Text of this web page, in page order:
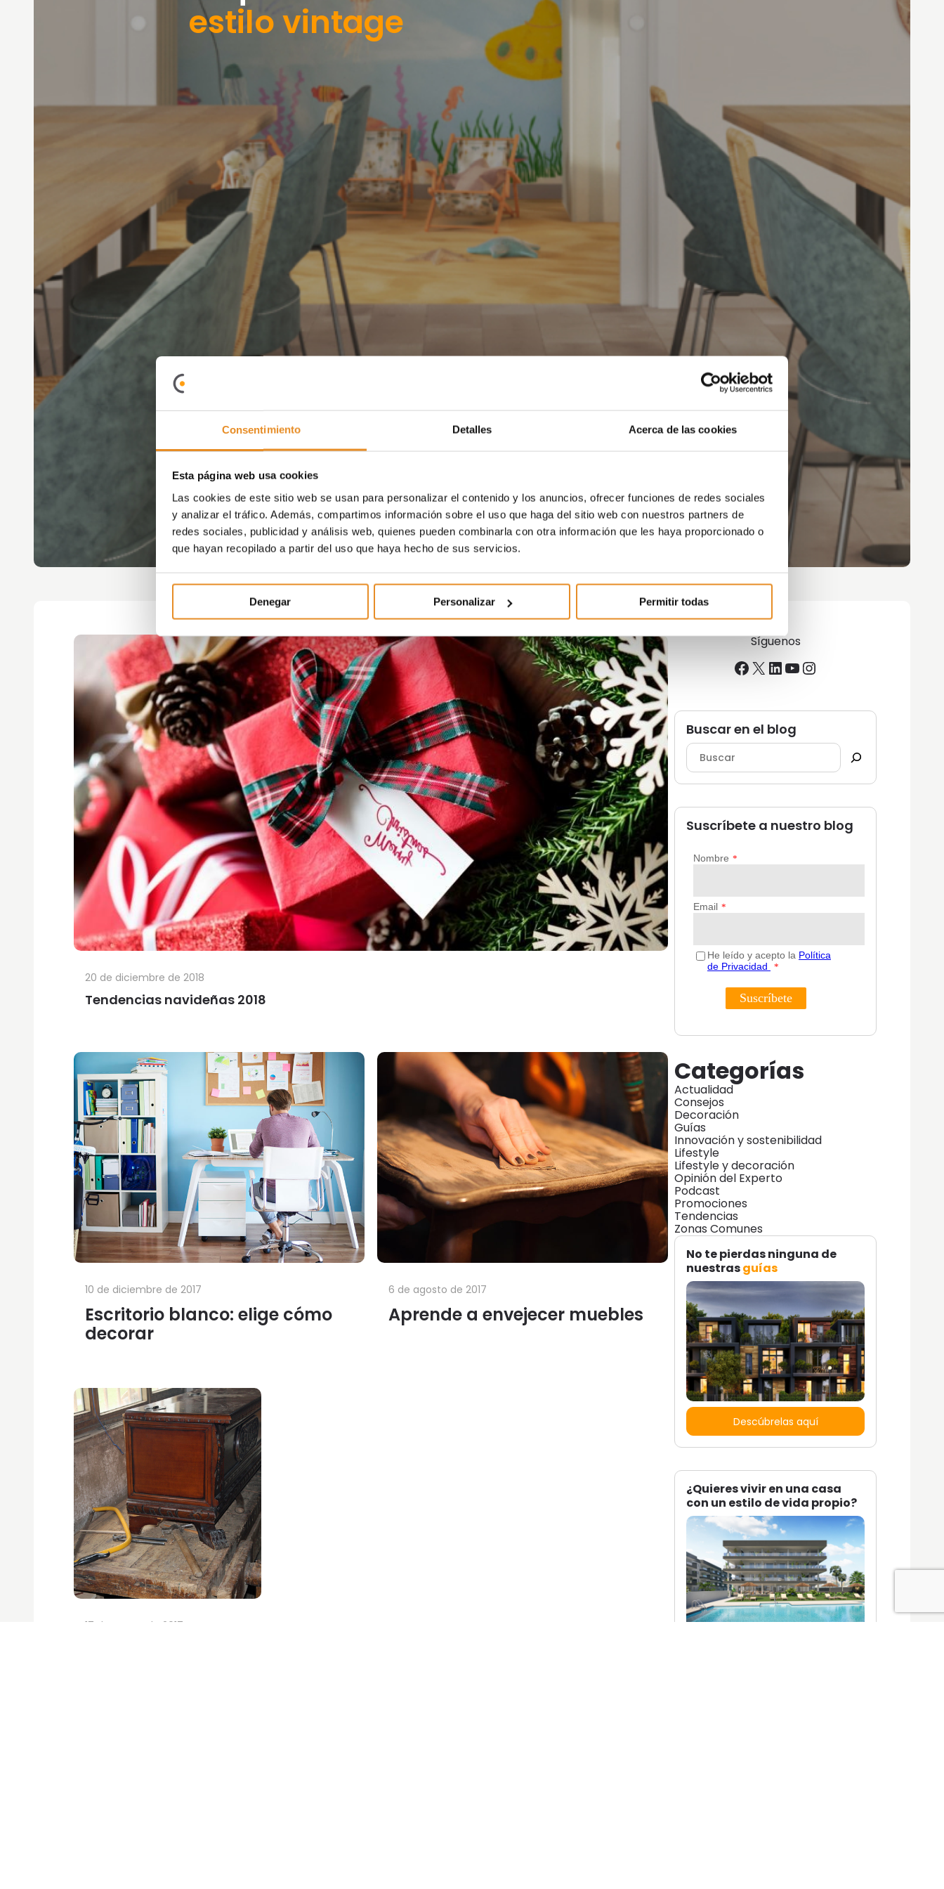
Consentimiento Detalles Acerca de las cookies
Esta página web usa cookies
Las cookies de este sitio web se usan para personalizar el contenido y los anuncios, ofrecer funciones de redes sociales
y analizar el tráfico. Además, compartimos información sobre el uso que haga del sitio web con nuestros partners de
redes sociales, publicidad y análisis web, quienes pueden combinarla con otra información que les haya proporcionado o
que hayan recopilado a partir del uso que haya hecho de sus servicios.
Denegar Personalizar Permitir todas
estilo vintage
Tendencias navideñas 2018
20 de diciembre de 2018
Escritorio blanco: elige cómo
decorar
10 de diciembre de 2017
Aprende a envejecer muebles
6 de agosto de 2017
17 de marzo de 2017
Síguenos
Facebook
X LinkedIn
YouTube
Instagram
Buscar en el blog
Suscríbete a nuestro blog
Categorías
Actualidad
Consejos
Decoración
Guías
Innovación y sostenibilidad
Lifestyle
Lifestyle y decoración
Opinión del Experto
Podcast
Promociones
Tendencias
Zonas Comunes
No te pierdas ninguna de
nuestrasguías
Descúbrelas aquí
¿Quieres vivir en una casa
con un estilo de vida propio?